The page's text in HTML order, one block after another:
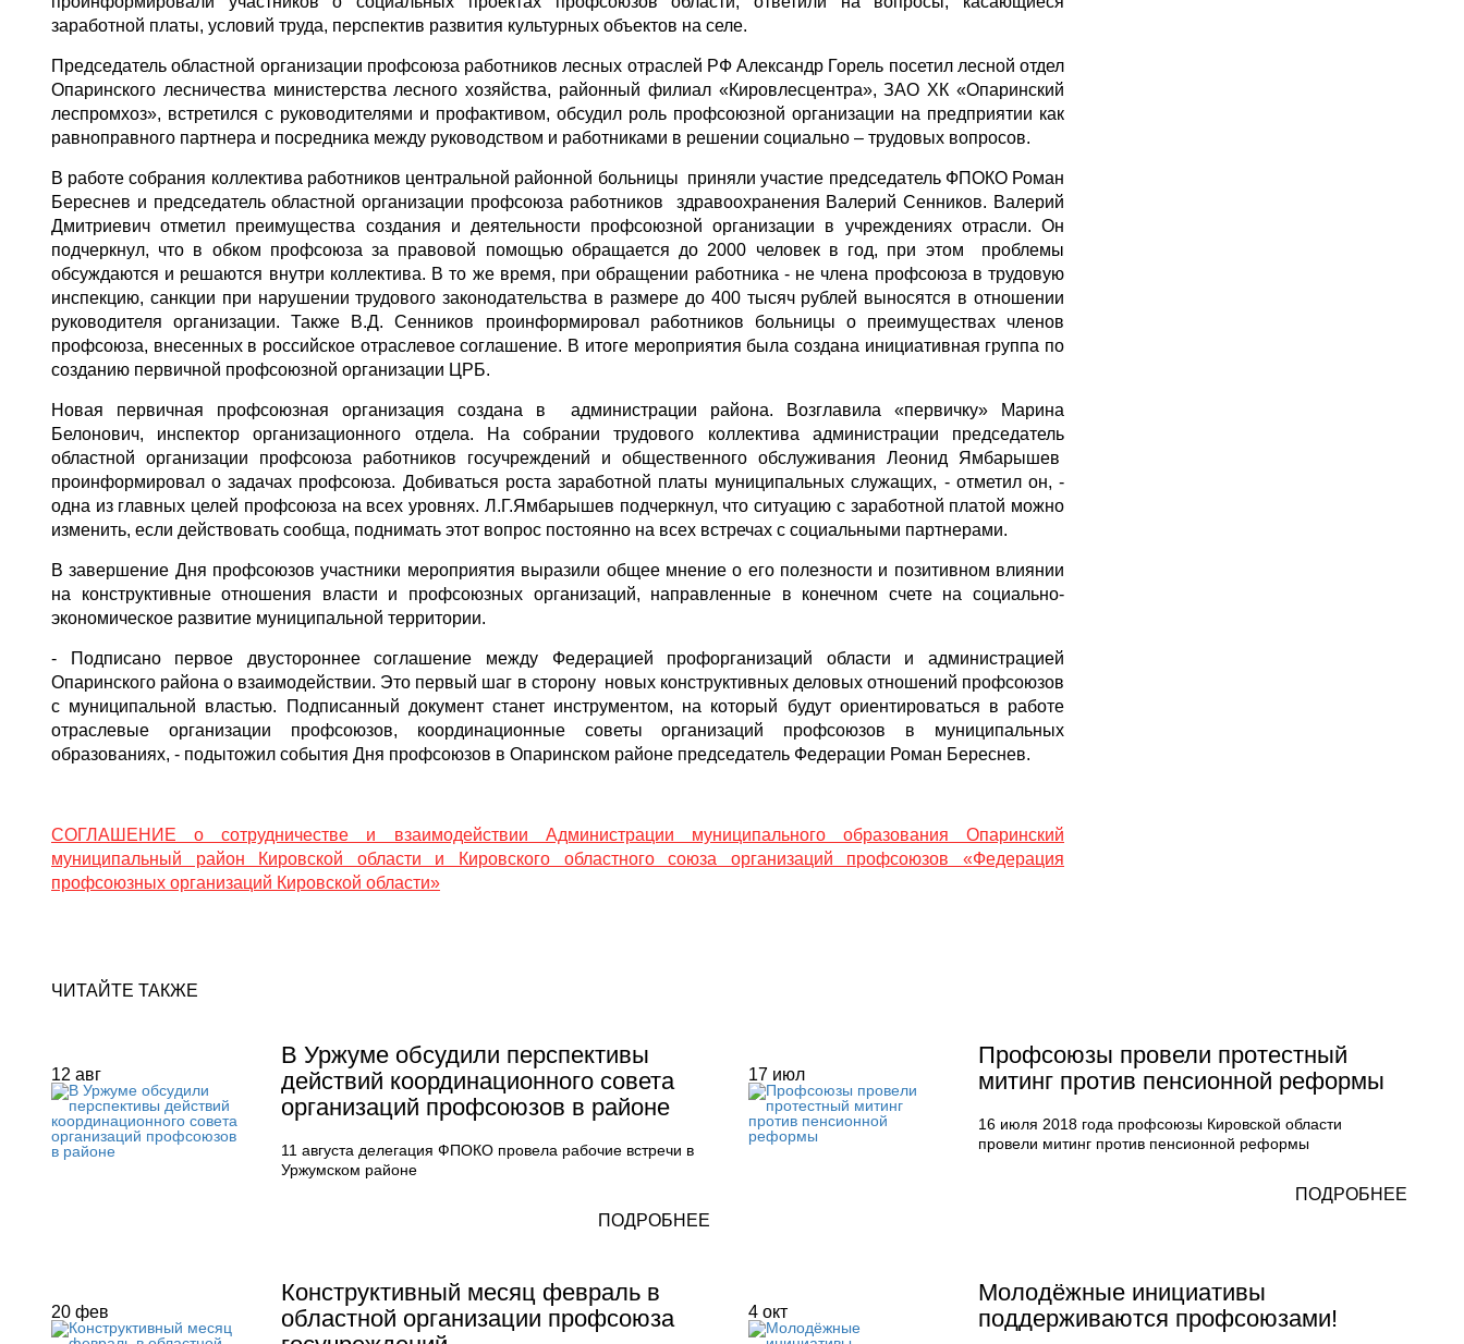
заработной платы, условий труда, перспектив развития культурных объектов на селе.
Председатель областной организации профсоюза работников лесных отраслей РФ Александр Горель посетил лесной отдел
Опаринского лесничества министерства лесного хозяйства, районный филиал «Кировлесцентра», ЗАО ХК «Опаринский
леспромхоз», встретился с руководителями и профактивом, обсудил роль профсоюзной организации на предприятии как
равноправного партнера и посредника между руководством и работниками в решении социально – трудовых вопросов.
В работе собрания коллектива работников центральной районной больницы приняли участие председатель ФПОКО Роман
Береснев и председатель областной организации профсоюза работников здравоохранения Валерий Сенников. Валерий
Дмитриевич отметил преимущества создания и деятельности профсоюзной организации в учреждениях отрасли. Он
подчеркнул, что в обком профсоюза за правовой помощью обращается до 2000 человек в год, при этом проблемы
обсуждаются и решаются внутри коллектива. В то же время, при обращении работника - не члена профсоюза в трудовую
инспекцию, санкции при нарушении трудового законодательства в размере до 400 тысяч рублей выносятся в отношении
руководителя организации. Также В.Д. Сенников проинформировал работников больницы о преимуществах членов
профсоюза, внесенных в российское отраслевое соглашение. В итоге мероприятия была создана инициативная группа по
созданию первичной профсоюзной организации ЦРБ.
Новая первичная профсоюзная организация создана в администрации района. Возглавила «первичку» Марина
Белонович, инспектор организационного отдела. На собрании трудового коллектива администрации председатель
областной организации профсоюза работников госучреждений и общественного обслуживания Леонид Ямбарышев
проинформировал о задачах профсоюза. Добиваться роста заработной платы муниципальных служащих, - отметил он, -
одна из главных целей профсоюза на всех уровнях. Л.Г.Ямбарышев подчеркнул, что ситуацию с заработной платой можно
изменить, если действовать сообща, поднимать этот вопрос постоянно на всех встречах с социальными партнерами.
В завершение Дня профсоюзов участники мероприятия выразили общее мнение о его полезности и позитивном влиянии
на конструктивные отношения власти и профсоюзных организаций, направленные в конечном счете на социально-
экономическое развитие муниципальной территории.
- Подписано первое двустороннее соглашение между Федерацией профорганизаций области и администрацией
Опаринского района о взаимодействии. Это первый шаг в сторону новых конструктивных деловых отношений профсоюзов
с муниципальной властью. Подписанный документ станет инструментом, на который будут ориентироваться в работе
отраслевые организации профсоюзов, координационные советы организаций профсоюзов в муниципальных
образованиях, - подытожил события Дня профсоюзов в Опаринском районе председатель Федерации Роман Береснев.
СОГЛАШЕНИЕ о сотрудничестве и взаимодействии Администрации муниципального образования Опаринский
муниципальный район Кировской области и Кировского областного союза организаций профсоюзов «Федерация
профсоюзных организаций Кировской области»
ЧИТАЙТЕ ТАКЖЕ
12 авг
В Уржуме обсудили перспективы
действий координационного совета
организаций профсоюзов в районе
11 августа делегация ФПОКО провела рабочие встречи в
Уржумском районе
ПОДРОБНЕЕ
17 июл
Профсоюзы провели протестный
митинг против пенсионной реформы
16 июля 2018 года профсоюзы Кировской области
провели митинг против пенсионной реформы
ПОДРОБНЕЕ
20 фев
Конструктивный месяц февраль в
областной организации профсоюза
4 окт
Молодёжные инициативы
поддерживаются профсоюзами!